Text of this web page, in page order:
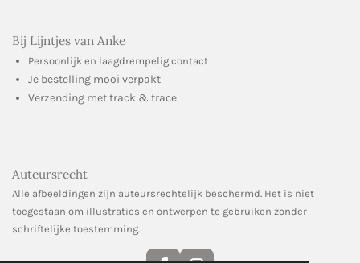
Bij Lijntjes van Anke
Persoonlijk en laagdrempelig contact
Je bestelling mooi verpakt
Verzending met track & trace
Auteursrecht
Alle afbeeldingen zijn auteursrechtelijk beschermd. Het is niet
toegestaan om illustraties en ontwerpen te gebruiken zonder
schriftelijke toestemming.